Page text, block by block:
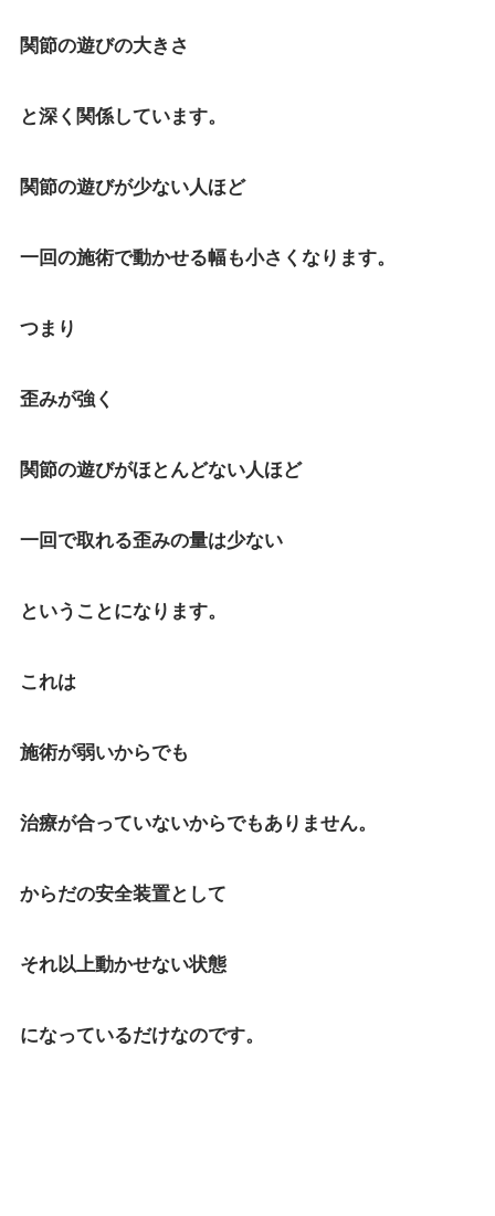
関節の遊びの大きさ
と深く関係しています。
関節の遊びが少ない人ほど
一回の施術で動かせる幅も小さくなります。
つまり
歪みが強く
関節の遊びがほとんどない人ほど
一回で取れる歪みの量は少ない
ということになります。
これは
施術が弱いからでも
治療が合っていないからでもありません。
からだの安全装置として
それ以上動かせない状態
になっているだけなのです。